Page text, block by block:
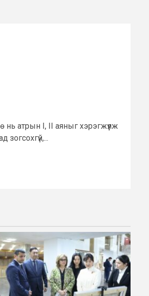
нь атрын I, II аяныг хэрэгжүүлж